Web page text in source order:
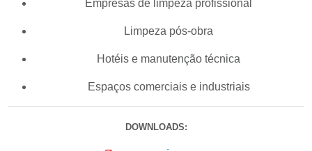
Empresas de limpeza profissional
Limpeza pós-obra
Hotéis e manutenção técnica
Espaços comerciais e industriais
DOWNLOADS: